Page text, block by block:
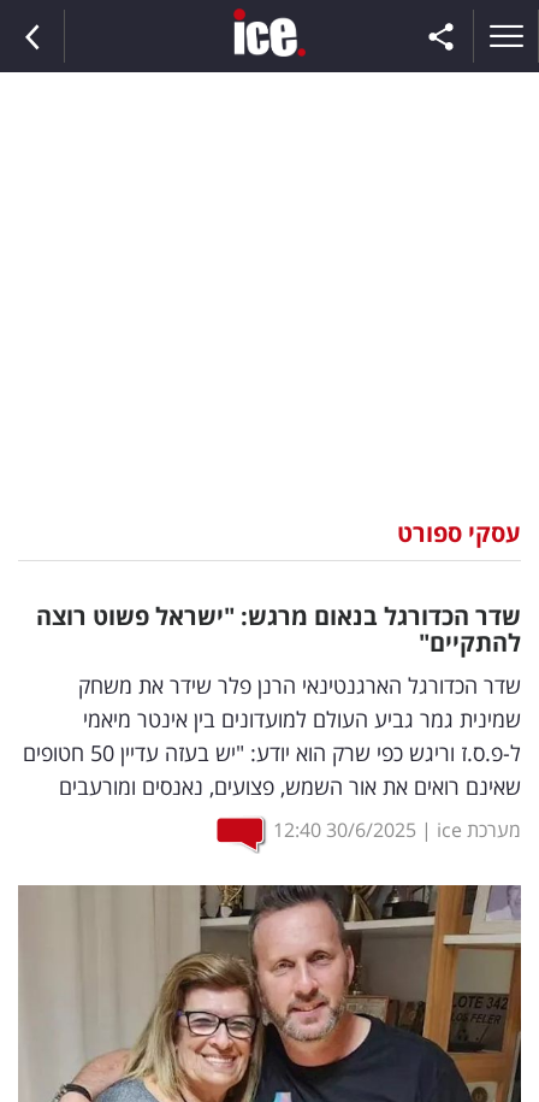
וצרכנות
דיגיטל
וטק
שיווק
ופרסום
משפט
מדדים
ומחקרים
דעות
רכילות
עסקית
עסקי ספורט
שדר הכדורגל בנאום מרגש: "ישראל פשוט רוצה
להתקיים"
שדר הכדורגל הארגנטינאי הרנן פלר שידר את משחק
שמינית גמר גביע העולם למועדונים בין אינטר מיאמי
ל-פ.ס.ז וריגש כפי שרק הוא יודע: "יש בעזה עדיין 50 חטופים
שאינם רואים את אור השמש, פצועים, נאנסים ומורעבים
מערכת ice |
30/6/2025
12:40